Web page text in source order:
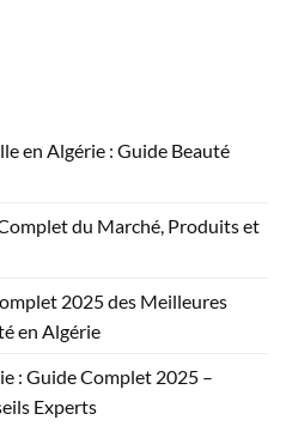
en Algérie : Guide Beauté
du Marché, Produits et
2025 des Meilleures
en Algérie
: Guide Complet 2025 –
Experts